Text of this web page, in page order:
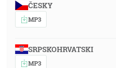
ČESKY
MP3
SRPSKOHRVATSKI
MP3